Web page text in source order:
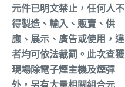
元件已明文禁止，任何人不
得製造、輸入、販賣、供
應、展示、廣告或使用，違
者均可依法裁罰。此次查獲
現場除電子煙主機及煙彈